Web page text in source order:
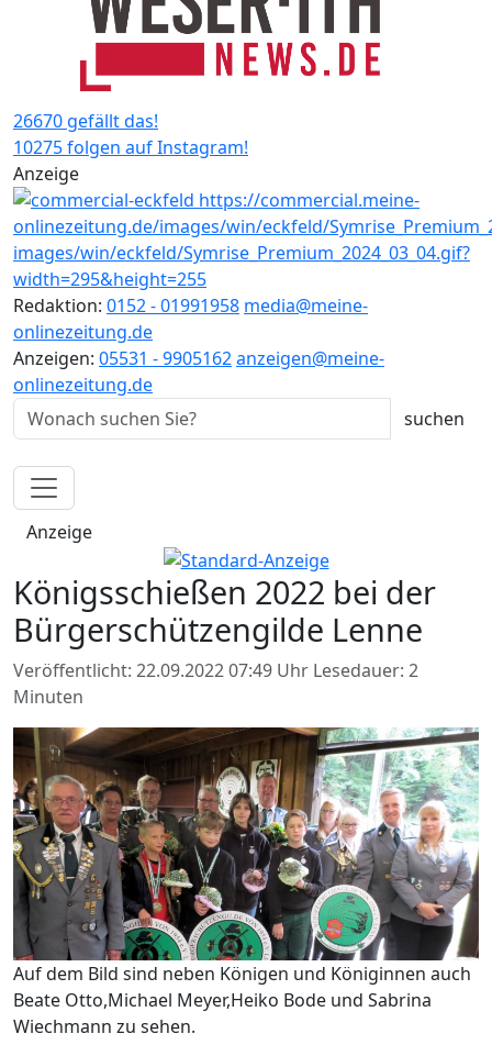
26670 gefällt das!
10275 folgen auf Instagram!
Anzeige
Redaktion: 0152 - 01991958 media@meine-
onlinezeitung.de
Anzeigen: 05531 - 9905162anzeigen@meine-
onlinezeitung.de
Anzeige
Königsschießen 2022 bei der
Bürgerschützengilde Lenne
Veröffentlicht: 22.09.2022 07:49 Uhr Lesedauer: 2
Minuten
Auf dem Bild sind neben Königen und Königinnen auch
Beate Otto,Michael Meyer,Heiko Bode und Sabrina
Wiechmann zu sehen.